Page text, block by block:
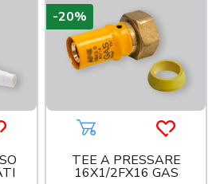
più tardiAggiungi al carrello
TEE A PRESSARE
16X1/2FX16 GAS
-20%